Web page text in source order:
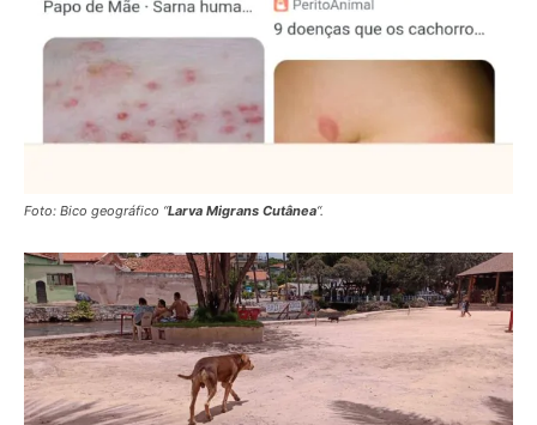
Foto: Bico geográfico “Larva Migrans Cutânea“.